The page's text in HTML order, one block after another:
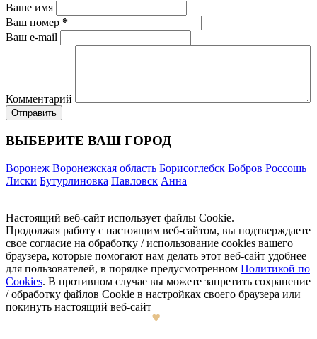
Ваше имя
Ваш номер *
Ваш e-mail
Комментарий
ВЫБЕРИТЕ ВАШ ГОРОД
Воронеж Воронежская область Борисоглебск Бобров Россошь
Лиски Бутурлиновка Павловск Анна
Настоящий веб-сайт использует файлы Cookie.
Продолжая работу с настоящим веб-сайтом, вы подтверждаете
свое согласие на обработку / использование cookies вашего
браузера, которые помогают нам делать этот веб-сайт удобнее
для пользователей, в порядке предусмотренном Политикой по
Cookies. В противном случае вы можете запретить сохранение
/ обработку файлов Cookie в настройках своего браузера или
покинуть настоящий веб-сайт